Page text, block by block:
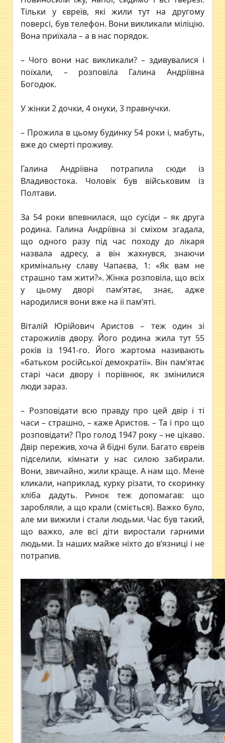
Тільки у євреїв, які жили тут на другому
поверсі, був телефон. Вони викликали міліцію.
Вона приїхала – а в нас порядок.
– Чого вони нас викликали? – здивувалися і
поїхали, – розповіла Галина Андріївна
Богодюк.
У жінки 2 дочки, 4 онуки, 3 правнучки.
– Прожила в цьому будинку 54 роки і, мабуть,
вже до смерті проживу.
Галина Андріївна потрапила сюди із
Владивостока. Чоловік був військовим із
Полтави.
За 54 роки впевнилася, що сусіди – як друга
родина. Галина Андріївна зі сміхом згадала,
що одного разу під час походу до лікаря
назвала адресу, а він жахнувся, знаючи
кримінальну славу Чапаєва, 1: «Як вам не
страшно там жити?». Жінка розповіла, що всіх
у цьому дворі пам’ятає, знає, адже
народилися вони вже на її пам’яті.
Віталій Юрійович Аристов – теж один зі
старожилів двору. Його родина жила тут 55
років із 1941-го. Його жартома називають
«батьком російської демократії». Він пам’ятає
старі часи двору і порівнює, як змінилися
люди зараз.
– Розповідати всю правду про цей двір і ті
часи – страшно, – каже Аристов. – Та і про що
розповідати? Про голод 1947 року – не цікаво.
Двір пережив, хоча й бідні були. Багато євреїв
підселили, кімнати у нас силою забирали.
Вони, звичайно, жили краще. А нам що. Мене
кликали, наприклад, курку різати, то скоринку
хліба дадуть. Ринок теж допомагав: що
заробляли, а що крали (сміється). Важко було,
але ми вижили і стали людьми. Час був такий,
що важко, але всі діти виростали гарними
людьми. Із наших майже ніхто до в’язниці і не
потрапив.